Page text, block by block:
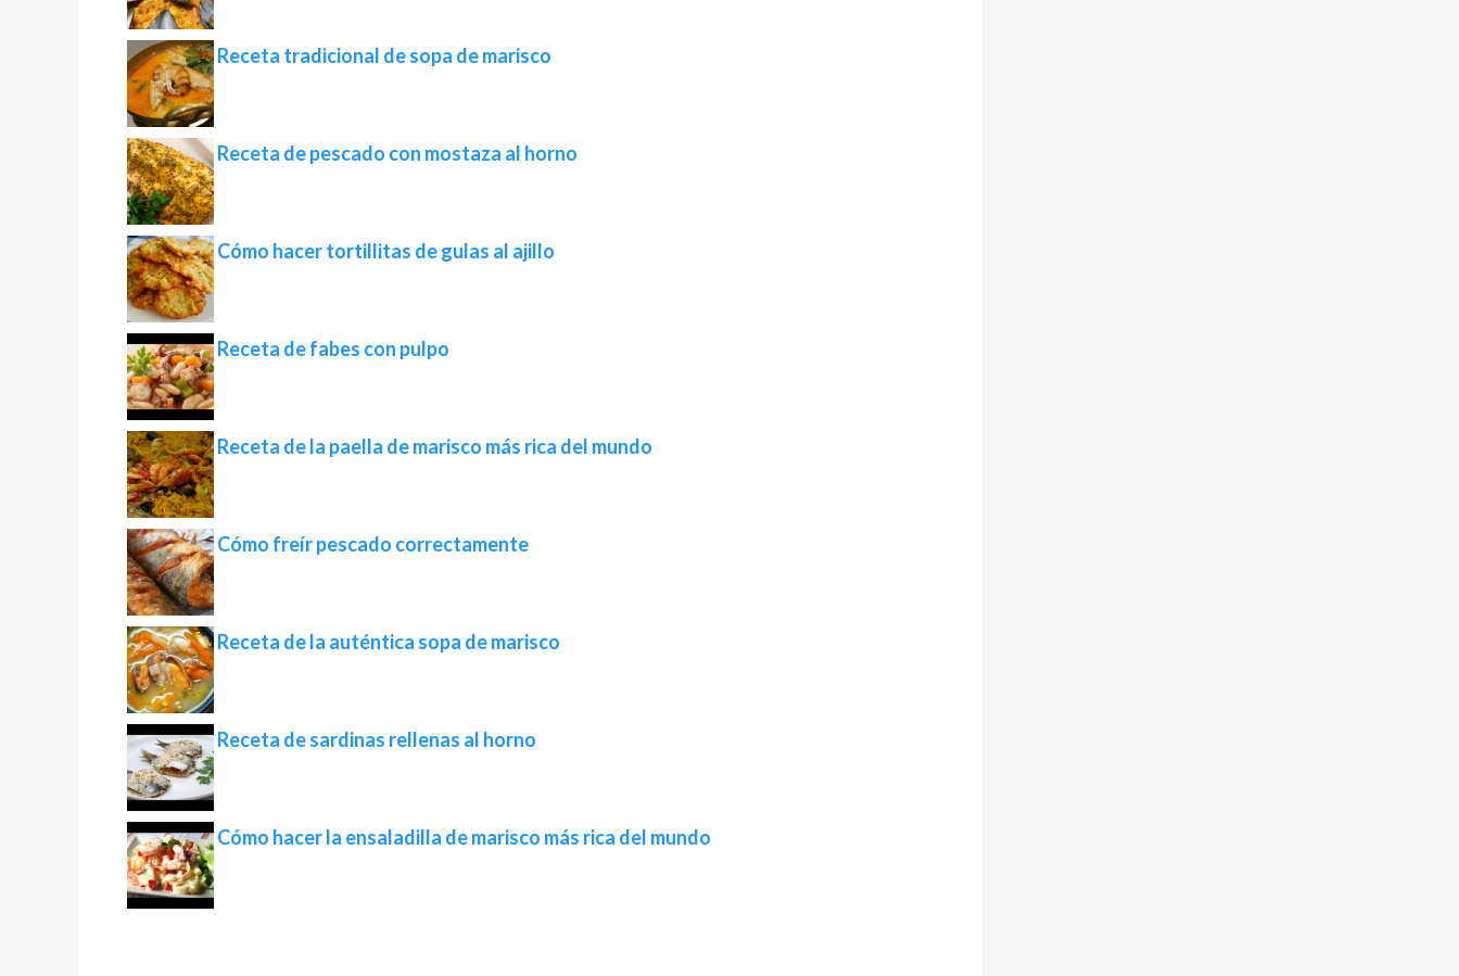
Receta tradicional de sopa de marisco
Receta de pescado con mostaza al horno
Cómo hacer tortillitas de gulas al ajillo
Receta de fabes con pulpo
Receta de la paella de marisco más rica del mundo
Cómo freír pescado correctamente
Receta de la auténtica sopa de marisco
Receta de sardinas rellenas al horno
Cómo hacer la ensaladilla de marisco más rica del mundo